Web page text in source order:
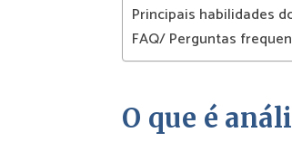
Principais habilidades
FAQ/ Perguntas
O que é